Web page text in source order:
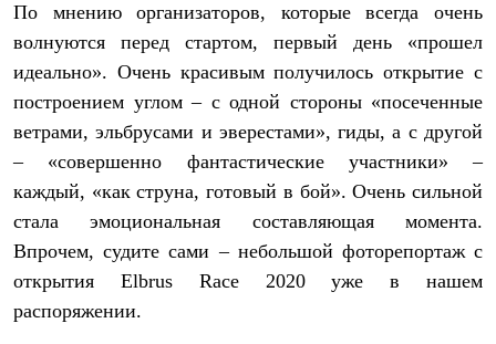
Сапоги
Ботинки
Мужская обувь
Ботинки
Кроссовки
Сапоги
Гамаши и бахилы
Гамаши
Бахилы
Тапочки
Чуни
Уход за обувью
Аксессуары
Головные уборы
По мнению организаторов, которые всегда очень
волнуются перед стартом, первый день «прошел
идеально». Очень красивым получилось открытие с
построением углом – с одной стороны «посеченные
ветрами, эльбрусами и эверестами», гиды, а с другой
– «совершенно фантастические участники» –
каждый, «как струна, готовый в бой». Очень сильной
стала эмоциональная составляющая момента.
Впрочем, судите сами – небольшой фоторепортаж с
открытия Elbrus Race 2020 уже в нашем
распоряжении.